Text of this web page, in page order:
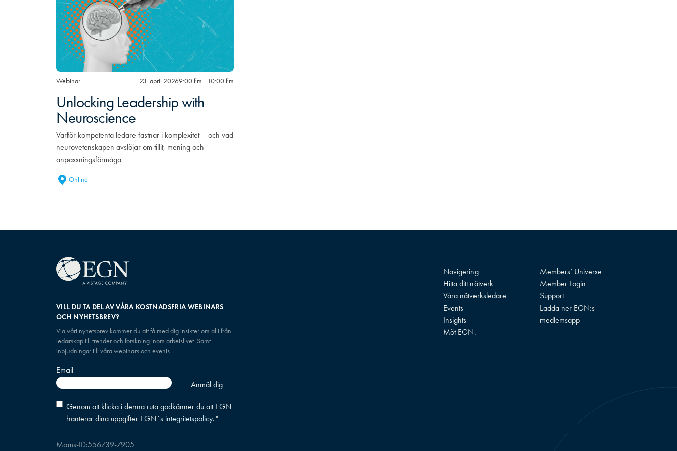
Webinar 23. april 20269:00 f m - 10:00 f m
Unlocking Leadership with
Neuroscience
Varför kompetenta ledare fastnar i komplexitet – och vad
neurovetenskapen avslöjar om tillit, mening och
anpassningsförmåga
Online
VILL DU TA DEL AV VÅRA KOSTNADSFRIA WEBINARS
OCH NYHETSBREV?
Via vårt nyhetsbrev kommer du att få med dig insikter om allt från
ledarskap till trender och forskning inom arbetslivet. Samt
inbjudningar till våra webinars och events
Email
Consent*
Genom att klicka i denna ruta godkänner du att EGN
hanterar dina uppgifter EGN´s integritetspolicy.*
Moms-ID:556739-7905
Navigering
Hitta ditt nätverk
Våra nätverksledare
Events
Insights
Möt EGN.
Members’ Universe
Member Login
Support
Ladda ner EGN:s
medlemsapp